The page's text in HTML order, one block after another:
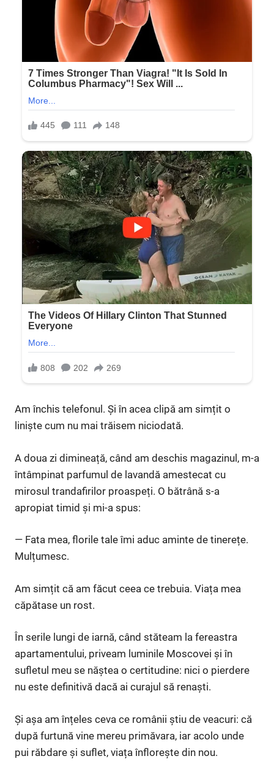
Am închis telefonul. Și în acea clipă am simțit o
liniște cum nu mai trăisem niciodată.
A doua zi dimineață, când am deschis magazinul, m-a
întâmpinat parfumul de lavandă amestecat cu
mirosul trandafirilor proaspeți. O bătrână s-a
apropiat timid și mi-a spus:
— Fata mea, florile tale îmi aduc aminte de tinerețe.
Mulțumesc.
Am simțit că am făcut ceea ce trebuia. Viața mea
căpătase un rost.
În serile lungi de iarnă, când stăteam la fereastra
apartamentului, priveam luminile Moscovei și în
sufletul meu se năștea o certitudine: nici o pierdere
nu este definitivă dacă ai curajul să renaști.
Și așa am înțeles ceva ce românii știu de veacuri: că
după furtună vine mereu primăvara, iar acolo unde
pui răbdare și suflet, viața înflorește din nou.